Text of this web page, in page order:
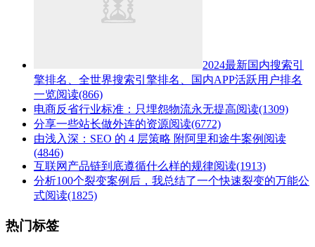
2024最新国内搜索引
擎排名、全世界搜索引擎排名、国内APP活跃用户排名
一览阅读(866)
电商反省行业标准：只埋怨物流永无提高阅读(1309)
分享一些站长做外连的资源阅读(6772)
由浅入深：SEO 的 4 层策略 附阿里和途牛案例 阅读
(4846)
互联网产品链到底遵循什么样的规律阅读(1913)
分析100个裂变案例后，我总结了一个快速裂变的万能公
式阅读(1825)
热门标签